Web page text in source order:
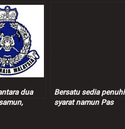
dua
Bersatu sedia penuhi
syarat namun Pas